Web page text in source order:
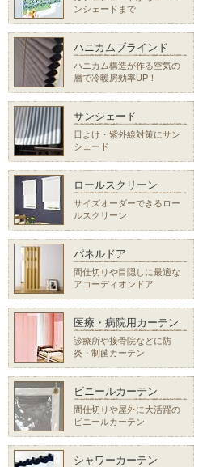
ンシェードまで
ハニカムブラインド
ハニカム構造が作る空気の
層で冷暖房効率UP！
サンシェード
日よけ・紫外線対策にサン
シェード
ロールスクリーン
サイズオーダーできるロー
ルスクリーン
パネルドア
間仕切りや目隠しに最適な
アコーディオンドア
医療・病院用カーテン
診療所や接骨院などに防
炎・制菌カーテン
ビニールカーテン
間仕切りや屋外に大活躍の
ビニールカーテン
シャワーカーテン